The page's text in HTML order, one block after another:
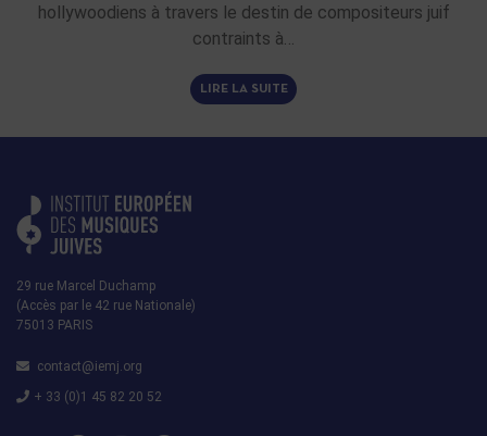
hollywoodiens à travers le destin de compositeurs juif
contraints à…
LIRE LA SUITE
29 rue Marcel Duchamp
(Accès par le 42 rue Nationale)
75013 PARIS
contact@iemj.org
+ 33 (0)1 45 82 20 52